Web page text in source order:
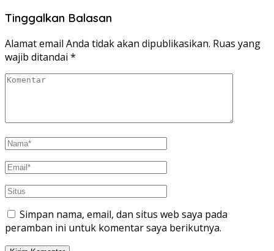
Tinggalkan Balasan
Alamat email Anda tidak akan dipublikasikan. Ruas yang
wajib ditandai *
Simpan nama, email, dan situs web saya pada
peramban ini untuk komentar saya berikutnya.